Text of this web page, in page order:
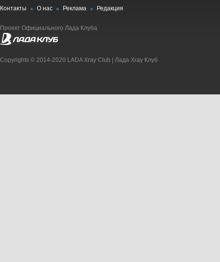
Контакты О нас Реклама Редакция
Проект Официального Лада Клуба
Copyrights © 2014-2020 LADA Xray Club | Лада Xray Клуб